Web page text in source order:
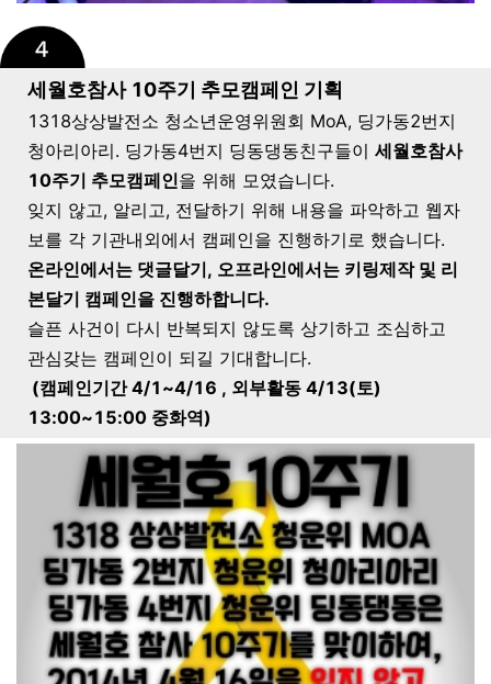
세월호참사 10주기 추모캠페인 기획
1318상상발전소 청소년운영위원회 MoA, 딩가동2번지
청아리아리. 딩가동4번지 딩동댕동친구들이 세월호참사
10주기 추모캠페인을 위해 모였습니다.
잊지 않고, 알리고, 전달하기 위해 내용을 파악하고 웹자
보를 각 기관내외에서 캠페인을 진행하기로 했습니다.
온라인에서는 댓글달기, 오프라인에서는 키링제작 및 리
본달기 캠페인을 진행하합니다.
슬픈 사건이 다시 반복되지 않도록 상기하고 조심하고
관심갖는 캠페인이 되길 기대합니다.
(캠페인기간 4/1~4/16 , 외부활동 4/13(토)
13:00~15:00 중화역)